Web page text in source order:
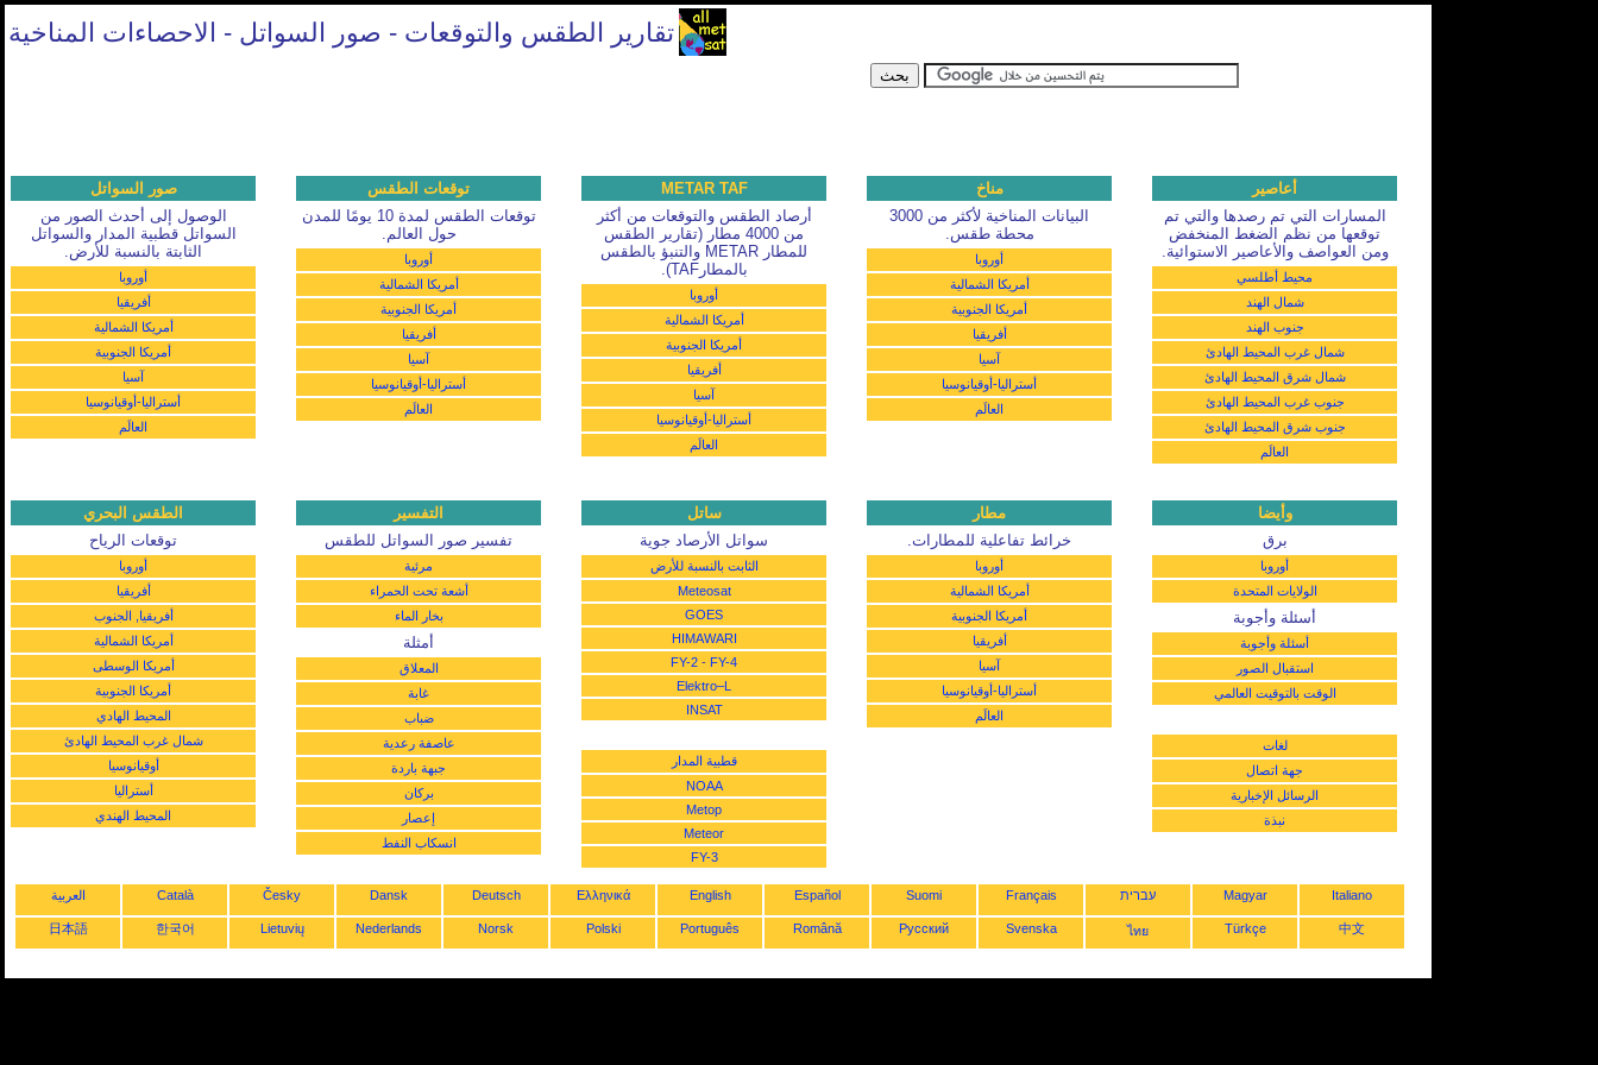
تقارير الطقس والتوقعات - صور السواتل - الاحصاءات المناخية
صور السواتل
الوصول إلى أحدث الصور من
السواتل قطبية المدار والسواتل
الثابتة بالنسبة للأرض.
أوروبا
أفريقيا
أمريكا الشمالية
أمريكا الجنوبية
آسيا
أستراليا-أوقيانوسيا
العالَم
توقعات الطقس
توقعات الطقس لمدة 10 يومًا للمدن
حول العالم.
أوروبا
أمريكا الشمالية
أمريكا الجنوبية
أفريقيا
آسيا
أستراليا-أوقيانوسيا
العالَم
METAR TAF
أرصاد الطقس والتوقعات من أكثر
من 4000 مطار (تقارير الطقس
للمطار METAR والتنبؤ بالطقس
بالمطارTAF).
أوروبا
أمريكا الشمالية
أمريكا الجنوبية
أفريقيا
آسيا
أستراليا-أوقيانوسيا
العالَم
مناخ
البيانات المناخية لأكثر من 3000
محطة طقس.
أوروبا
أمريكا الشمالية
أمريكا الجنوبية
أفريقيا
آسيا
أستراليا-أوقيانوسيا
العالَم
أعاصير
المسارات التي تم رصدها والتي تم
توقعها من نظم الضغط المنخفض
ومن العواصف والأعاصير الاستوائية.
محيط أطلسي
شمال الهند
جنوب الهند
شمال غرب المحيط الهادئ
شمال شرق المحيط الهادئ
جنوب غرب المحيط الهادئ
جنوب شرق المحيط الهادئ
العالَم
الطقس البحري
توقعات الرياح
أوروبا
أفريقيا
أفريقيا, الجنوب
أمريكا الشمالية
أمريكا الوسطى
أمريكا الجنوبية
المحيط الهادي
شمال غرب المحيط الهادئ
أوقيانوسيا
أستراليا
المحيط الهندي
التفسير
تفسير صور السواتل للطقس
مرئية
أشعة تحت الحمراء
بخار الماء
أمثلة
المعلاق
غابة
ضباب
عاصفة رعدية
جبهة باردة
بركان
إعصار
انسكاب النفط
ساتل
سواتل الأرصاد جوية
الثابت بالنسبة للأرض
Meteosat
GOES
HIMAWARI
FY-2 - FY-4
Elektro–L
INSAT
قطبية المدار
NOAA
Metop
Meteor
FY-3
مطار
خرائط تفاعلية للمطارات.
أوروبا
أمريكا الشمالية
أمريكا الجنوبية
أفريقيا
آسيا
أستراليا-أوقيانوسيا
العالَم
وأيضا
برق
أوروبا
الولايات المتحدة
أسئلة وأجوبة
أسئلة وأجوبة
استقبال الصور
الوقت بالتوقيت العالمي
لغات
جهة اتصال
الرسائل الإخبارية
نبذة
العربية Català Česky Dansk Deutsch Ελληνικά English Español Suomi Français עברית Magyar Italiano
日本語 한국어 Lietuvių Nederlands Norsk Polski Português Română Русский Svenska ไทย Türkçe 中文